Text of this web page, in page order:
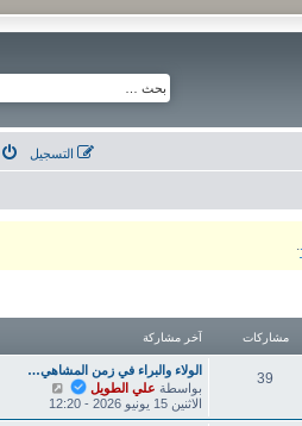
التسجيل
مشاركات آخر مشاركة
39
الولاء والبراء في زمن المشاهي…
بواسطة علي الطويل
ا
ه
الاثنين 15 يونيو 2026 - 12:20